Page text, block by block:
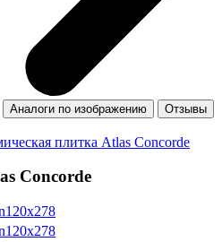
Аналоги по изображению Отзывы
плитка Atlas Concorde
Concorde